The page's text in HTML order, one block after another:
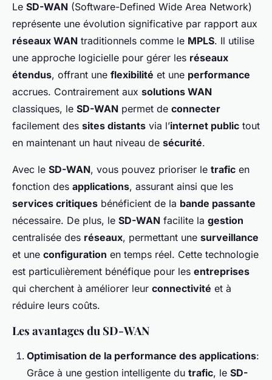
Le SD-WAN (Software-Defined Wide Area Network)
représente une évolution significative par rapport aux
réseaux WAN traditionnels comme le MPLS. Il utilise
une approche logicielle pour gérer les réseaux
étendus, offrant une flexibilité et une performance
accrues. Contrairement aux solutions WAN
classiques, le SD-WAN permet de connecter
facilement des sites distants via l’internet public tout
en maintenant un haut niveau de sécurité.
Avec le SD-WAN, vous pouvez prioriser le trafic en
fonction des applications, assurant ainsi que les
services critiques bénéficient de la bande passante
nécessaire. De plus, le SD-WAN facilite la gestion
centralisée des réseaux, permettant une surveillance
et une configuration en temps réel. Cette technologie
est particulièrement bénéfique pour les entreprises
qui cherchent à améliorer leur connectivité et à
réduire leurs coûts.
Les avantages du SD-WAN
Optimisation de la performance des applications:
Grâce à une gestion intelligente du trafic, le SD-